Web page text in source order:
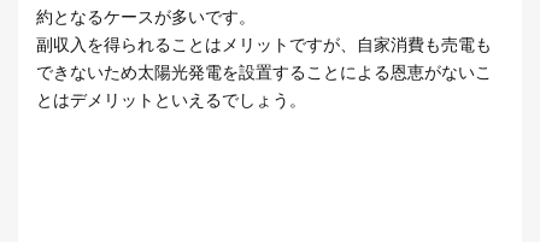
約となるケースが多いです。
副収入を得られることはメリットですが、自家消費も売電も
できないため太陽光発電を設置することによる恩恵がないこ
とはデメリットといえるでしょう。